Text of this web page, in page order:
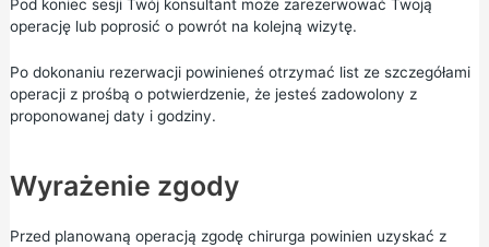
Pod koniec sesji Twój konsultant może zarezerwować Twoją
operację lub poprosić o powrót na kolejną wizytę.
Po dokonaniu rezerwacji powinieneś otrzymać list ze szczegółami
operacji z prośbą o potwierdzenie, że jesteś zadowolony z
proponowanej daty i godziny.
Wyrażenie zgody
Przed planowaną operacją zgodę chirurga powinien uzyskać z